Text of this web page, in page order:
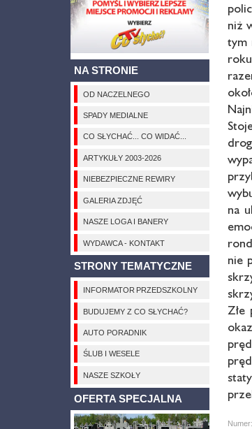
NA STRONIE
OD NACZELNEGO
SPADY MEDIALNE
CO SŁYCHAĆ... CO WIDAĆ...
ARTYKUŁY 2003-2026
NIEBEZPIECZNE REWIRY
GALERIA ZDJĘĆ
NASZE LOGA I BANERY
WYDAWCA - KONTAKT
STRONY TEMATYCZNE
INFORMATOR PRZEDSZKOLNY
BUDUJEMY Z CO SŁYCHAĆ?
AUTO PORADNIK
ŚLUB I WESELE
NASZE SZKOŁY
OFERTA SPECJALNA
niż
tym
na
nie
Złe